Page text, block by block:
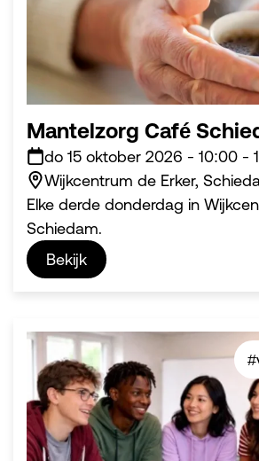
Mantelzorg Café
do 15 oktober 2026 - 10:00 -
Wijkcentrum de Erker,
Elke derde donderdag in
Schiedam.
Bekijk